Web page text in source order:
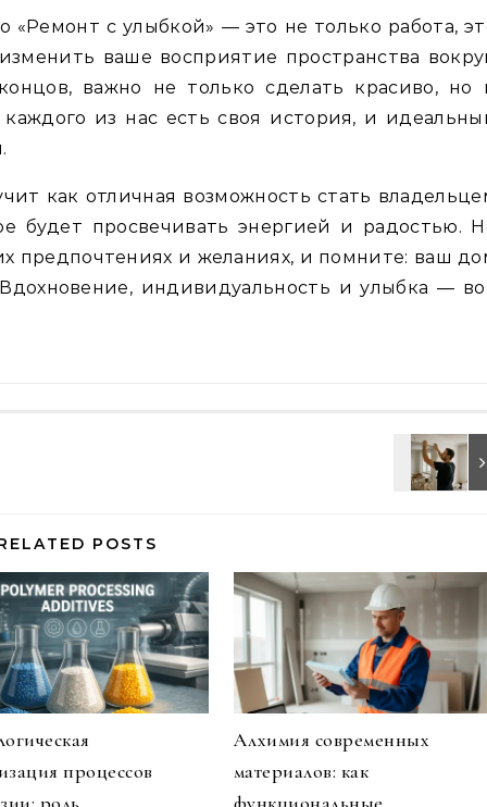
«Ремонт с улыбкой» — это не только работа,
ваше восприятие пространства
важно не только сделать красиво, но
из нас есть своя история, и
как отличная возможность стать
будет просвечивать энергией и радостью.
предпочтениях и желаниях, и помните: ваш
индивидуальность и улыбка —
POSTS
процессов
Алхимия современных
материалов: как